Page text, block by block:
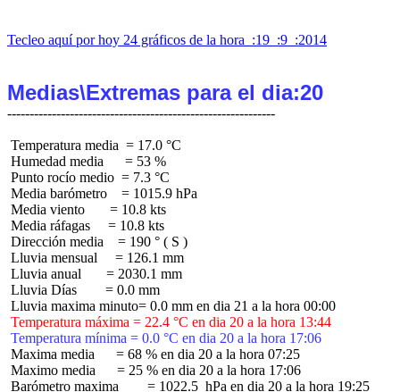
Tecleo aquí por hoy 24 gráficos de la hora  :19  :9  :2014
Medias\Extremas para el dia:20
Temperatura media  = 17.0 °C
Humedad media      = 53 %
Punto rocío medio  = 7.3 °C
Media barómetro    = 1015.9 hPa
Media viento       = 10.8 kts
Media ráfagas     = 10.8 kts
Dirección media    = 190 ° ( S )
Lluvia mensual     = 126.1 mm
Lluvia anual       = 2030.1 mm
Lluvia Días        = 0.0 mm
Temperatura máxima = 22.4 °C en dia 20 a la hora 13:44
Temperatura mínima = 0.0 °C en dia 20 a la hora 17:06
Maxima media      = 68 % en dia 20 a la hora 07:25
Maximo media      = 25 % en dia 20 a la hora 17:06
Barómetro maxima        = 1022.5  hPa en dia 20 a la hora 19:25